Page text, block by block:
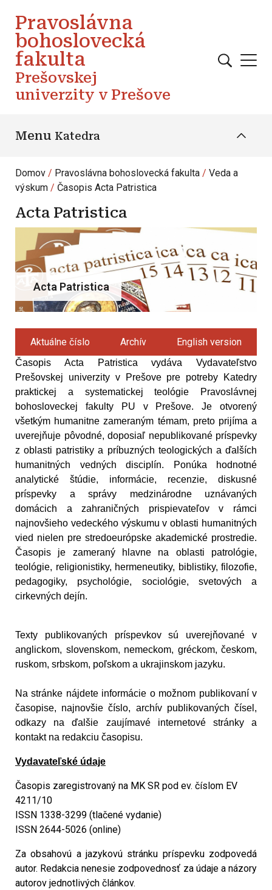
Pravoslávna
bohoslovecká
fakulta
Prešovskej
univerzity v Prešove
Menu Katedra
Domov Pravoslávna bohoslovecká fakulta
Veda a
výskum
Časopis Acta Patristica
Acta Patristica
Acta Patristica
Aktuálne číslo Archív English version
Časopis Acta Patristica vydáva Vydavateľstvo
Prešovskej univerzity v Prešove pre potreby Katedry
praktickej a systematickej teológie Pravoslávnej
bohosloveckej fakulty PU v Prešove. Je otvorený
všetkým humanitne zameraným témam, preto prijíma a
uverejňuje pôvodné, doposiaľ nepublikované príspevky
z oblasti patristiky a príbuzných teologických a ďalších
humanitných vedných disciplín. Ponúka hodnotné
analytické štúdie, informácie, recenzie, diskusné
príspevky a správy medzinárodne uznávaných
domácich a zahraničných prispievateľov v rámci
najnovšieho vedeckého výskumu v oblasti humanitných
vied nielen pre stredoeurópske akademické prostredie.
Časopis je zameraný hlavne na oblasti patrológie,
teológie, religionistiky, hermeneutiky, biblistiky, filozofie,
pedagogiky, psychológie, sociológie, svetových a
cirkevných dejín.
Texty publikovaných príspevkov sú uverejňované v
anglickom, slovenskom, nemeckom, gréckom, českom,
ruskom, srbskom, poľskom a ukrajinskom jazyku.
Na stránke nájdete informácie o možnom publikovaní v
časopise, najnovšie číslo, archív publikovaných čísel,
odkazy na ďalšie zaujímavé internetové stránky a
kontakt na redakciu časopisu.
Vydavateľské údaje
Časopis zaregistrovaný na MK SR pod ev. číslom EV
4211/10
ISSN 1338-3299 (tlačené vydanie)
ISSN 2644-5026 (online)
Za obsahovú a jazykovú stránku príspevku zodpovedá
autor. Redakcia nenesie zodpovednosť za údaje a názory
autorov jednotlivých článkov.